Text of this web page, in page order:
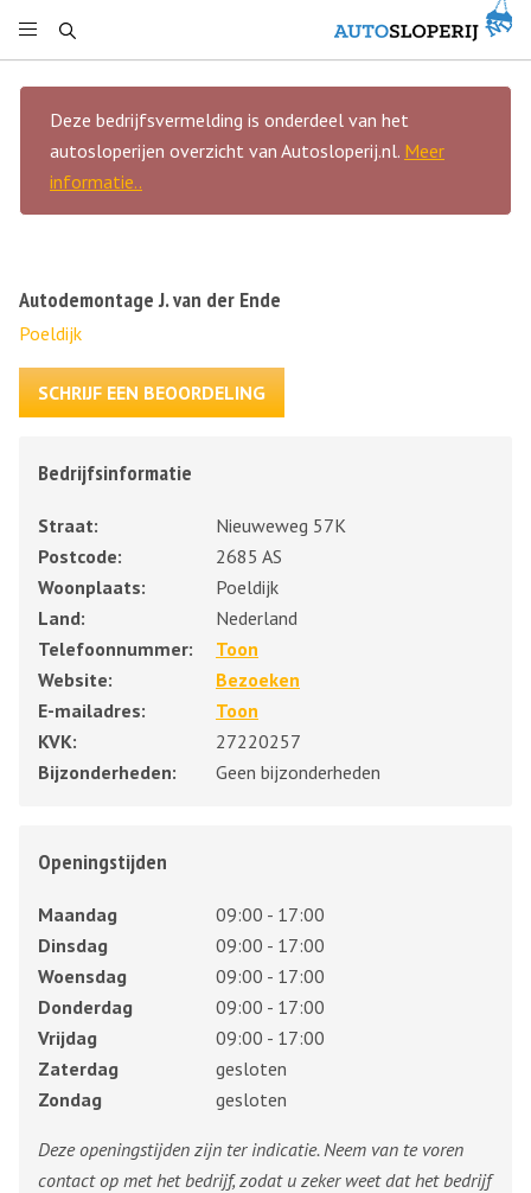
Deze bedrijfsvermelding is onderdeel van het
autosloperijen overzicht van Autosloperij.nl. Meer
informatie..
Autodemontage J. van der Ende
Poeldijk
SCHRIJF EEN BEOORDELING
Bedrijfsinformatie
Straat:
Nieuweweg 57K
Postcode:
2685 AS
Woonplaats:
Poeldijk
Land:
Nederland
Telefoonnummer:
Toon
Website:
Bezoeken
E-mailadres:
Toon
KVK:
27220257
Bijzonderheden:
Geen bijzonderheden
Openingstijden
Maandag
09:00 - 17:00
Dinsdag
09:00 - 17:00
Woensdag
09:00 - 17:00
Donderdag
09:00 - 17:00
Vrijdag
09:00 - 17:00
Zaterdag
gesloten
Zondag
gesloten
Deze openingstijden zijn ter indicatie. Neem van te voren
contact op met het bedrijf, zodat u zeker weet dat het bedrijf